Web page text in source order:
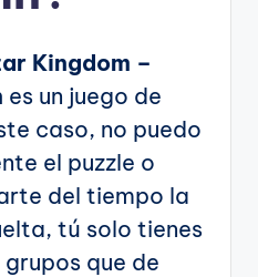
Kingdom –
es un juego de
caso, no puedo
el puzzle o
del tiempo la
tú solo tienes
que de